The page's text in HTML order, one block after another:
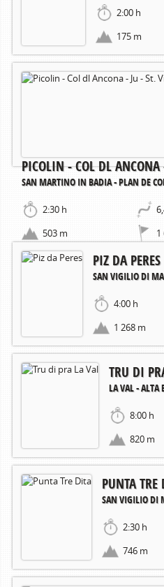
2:00 h
175 m
PICOLIN - COL DL
SAN MARTINO IN BADIA - PLAN DE
2:30 h
503 m
1
PIZ DA PERES
SAN VIGILIO DI
4:00 h
1 268 m
TRU DI
LA VAL - ALTA
8:00 h
820 m
PUNTA TRE
SAN VIGILIO DI
2:30 h
746 m